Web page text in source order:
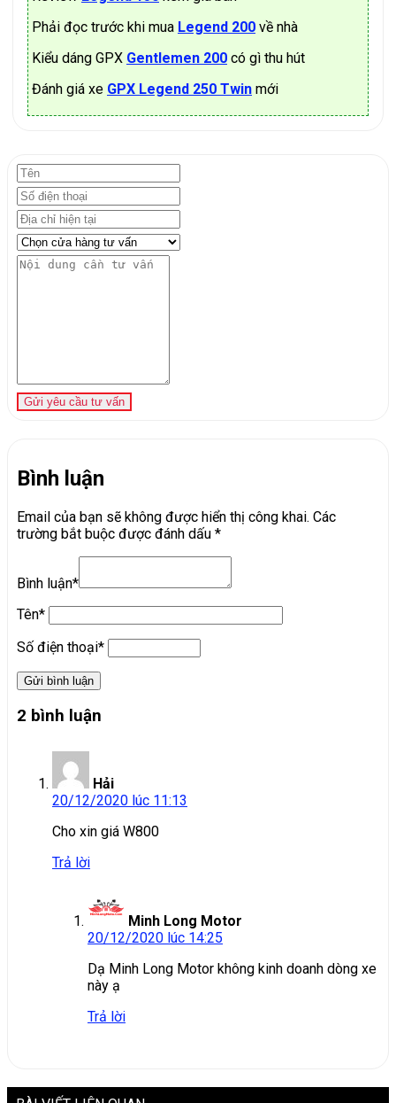
Phải đọc trước khi mua Legend 200 về nhà
Kiểu dáng GPX Gentlemen 200 có gì thu hút
Đánh giá xe GPX Legend 250 Twin mới
Gửi yêu cầu tư vấn
Bình luận
Email của bạn sẽ không được hiển thị công khai. Các
trường bắt buộc được đánh dấu *
Bình luận*
Tên*
Số điện thoại*
2 bình luận
Hải
20/12/2020 lúc 11:13
Cho xin giá W800
Trả lời
Minh Long Motor
20/12/2020 lúc 14:25
Dạ Minh Long Motor không kinh doanh dòng xe
này ạ
Trả lời